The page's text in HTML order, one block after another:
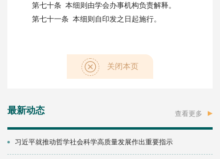
第七十条 本细则由学会办事机构负责解释。
第七十一条 本细则自印发之日起施行。
关闭本页
查看更多
最新动态
习近平就推动哲学社会科学高质量发展作出重要指示